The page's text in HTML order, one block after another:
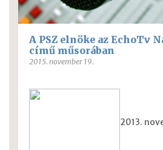
A PSZ elnöke az EchoTv
című műsorában
2015. november 19.
2013.